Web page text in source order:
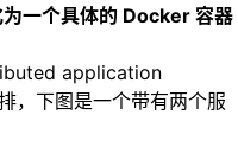
一个具体的 Docker 容器
application
，下图是一个带有两个服